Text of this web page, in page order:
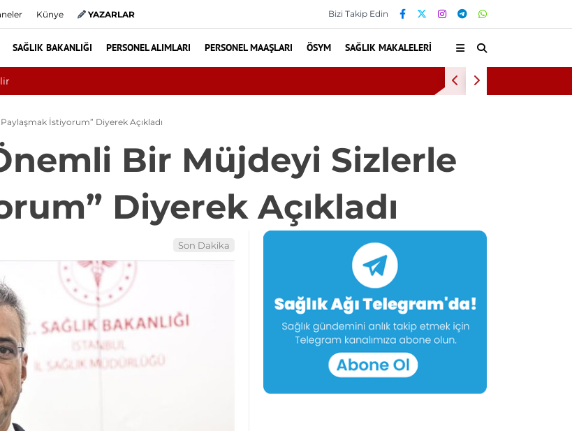
Künye YAZARLAR Bizi Takip Edin
SAĞLIK BAKANLIĞI PERSONEL ALIMLARI PERSONEL MAAŞLARI ÖSYM SAĞLIK MAKALELERI
Yılın ilk 6 ayında 10 bini aşkın hasta hiperbarik oksijen tedavisinden yararlandı
İstiyorum” Diyerek Açıkladı
Bir Müjdeyi Sizlerle
Diyerek Açıkladı
Son Dakika